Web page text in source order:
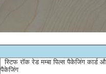
स्टिफ रॉक रेड मम्बा पिल्स पैकेजिंग कार्ड
पैकेजिंग